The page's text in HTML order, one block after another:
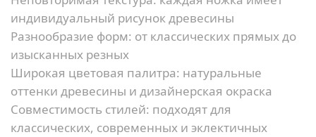
индивидуальный рисунок древесины
Разнообразие форм: от классических прямых до
изысканных резных
Широкая цветовая палитра: натуральные
оттенки древесины и дизайнерская окраска
Совместимость стилей: подходят для
классических, современных и эклектичных